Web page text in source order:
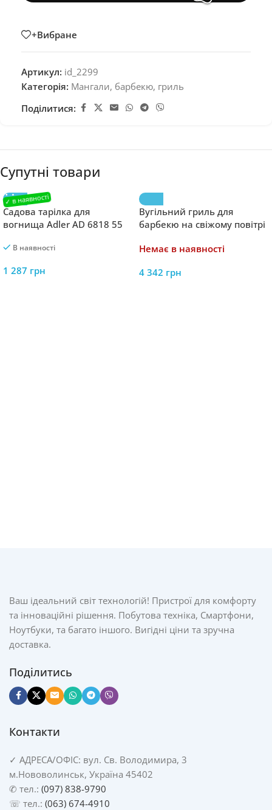
+Вибране
Артикул: id_2299
Категорія: Мангали, барбекю, гриль
Поділитися:
Супутні товари
Садова тарілка для
вогнища Adler AD 6818 55
В наявності
1 287 грн
Вугільний гриль для
барбекю на свіжому повітрі
Немає в наявності
4 342 грн
Ваш ідеальний світ технологій! Пристрої для комфорту
та інноваційні рішення. Побутова техніка, Смартфони,
Ноутбуки, та багато іншого. Вигідні ціни та зручна
доставка.
Поділитись
Контакти
✓ АДРЕСА/ОФІС: вул. Св. Володимира, 3
м.Нововолинськ, Україна 45402
✆ тел.: (097) 838-9790
☏ тел.: (063) 674-4910